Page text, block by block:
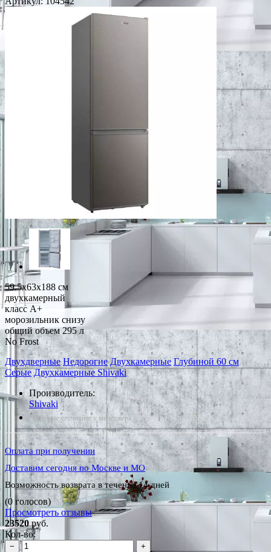
59.5x63x188 см
двухкамерный
класс A+
морозильник снизу
общий объем 295 л
No Frost
Двухдверные Недорогие Двухкамерные Глубиной 60 см
Серые Двухкамерные Shivaki
Производитель:
Shivaki
*Наличие уточняйте у менеджера
Оплата при получении
Доставим сегодня по Москве и МО
Возможность возврата в течение 14 дней
(0 голосов)
Просмотреть отзывы
23520руб.
Кол-во:
−
+